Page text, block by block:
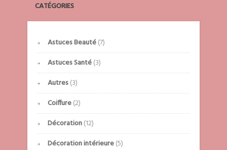
CATÉGORIES
Astuces Beauté(7)
Astuces Santé(3)
Autres(3)
Coiffure(2)
Décoration(12)
Décoration intérieure(5)